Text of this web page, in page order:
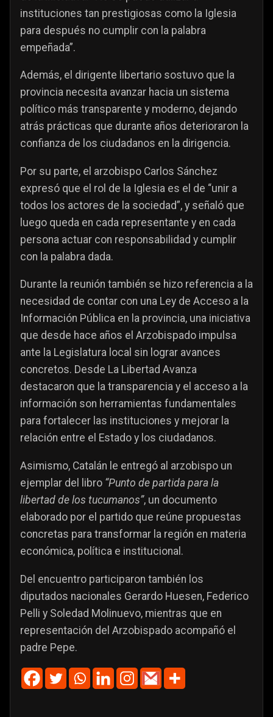
instituciones tan prestigiosas como la Iglesia
para después no cumplir con la palabra
empeñada”.
Además, el dirigente libertario sostuvo que la
provincia necesita avanzar hacia un sistema
político más transparente y moderno, dejando
atrás prácticas que durante años deterioraron la
confianza de los ciudadanos en la dirigencia.
Por su parte, el arzobispo Carlos Sánchez
expresó que el rol de la Iglesia es el de “unir a
todos los actores de la sociedad”, y señaló que
luego queda en cada representante y en cada
persona actuar con responsabilidad y cumplir
con la palabra dada.
Durante la reunión también se hizo referencia a la
necesidad de contar con una Ley de Acceso a la
Información Pública en la provincia, una iniciativa
que desde hace años el Arzobispado impulsa
ante la Legislatura local sin lograr avances
concretos. Desde La Libertad Avanza
destacaron que la transparencia y el acceso a la
información son herramientas fundamentales
para fortalecer las instituciones y mejorar la
relación entre el Estado y los ciudadanos.
Asimismo, Catalán le entregó al arzobispo un
ejemplar del libro “Punto de partida para la
libertad de los tucumanos”, un documento
elaborado por el partido que reúne propuestas
concretas para transformar la región en materia
económica, política e institucional.
Del encuentro participaron también los
diputados nacionales Gerardo Huesen, Federico
Pelli y Soledad Molinuevo, mientras que en
representación del Arzobispado acompañó el
padre Pepe.